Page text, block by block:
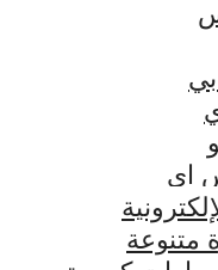
اي
متنوعة